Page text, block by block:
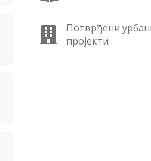
Потврђени
пројекти